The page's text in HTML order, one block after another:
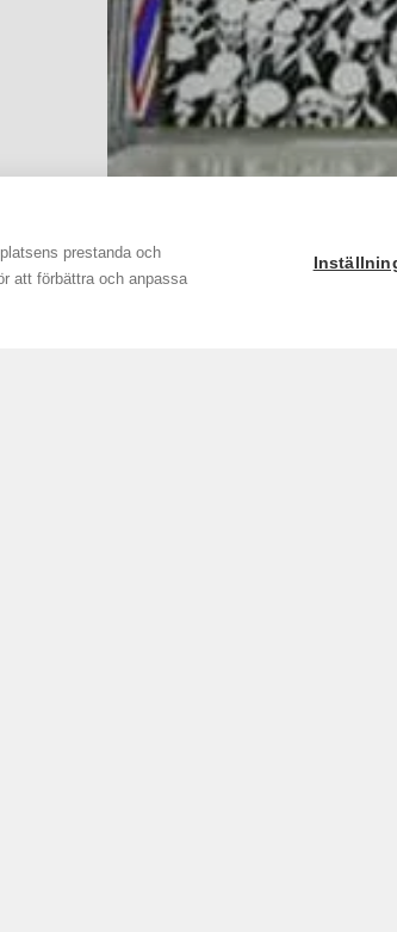
prestanda och
att förbättra och anpassa